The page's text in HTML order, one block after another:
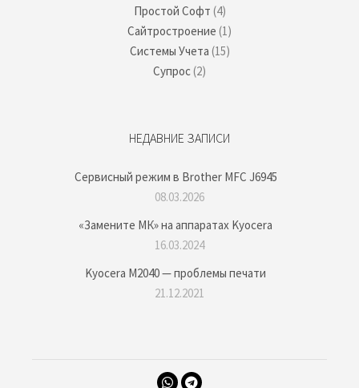
Простой Софт (4)
Сайтростроение (1)
Системы Учета (15)
Супрос(2)
НЕДАВНИЕ ЗАПИСИ
Сервисный режим в Brother MFC J6945
08.03.2026
«Замените МК» на аппаратах Kyocera
16.03.2024
Kyocera M2040 — проблемы печати
21.12.2021